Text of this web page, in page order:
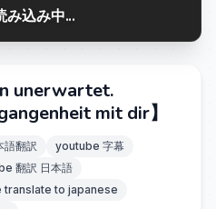
み込み中...
unerwartet.
mit dir】
翻訳
youtube 字幕
翻訳 日本語
translate to japanese